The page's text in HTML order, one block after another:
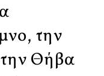
την
Θήβα